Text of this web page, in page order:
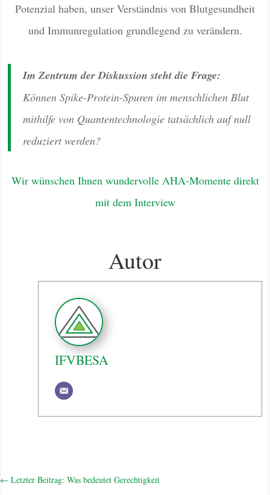
Potenzial haben, unser Verständnis von Blutgesundheit
und Immunregulation grundlegend zu verändern.
Im Zentrum der Diskussion steht die Frage:
Können Spike-Protein-Spuren im menschlichen Blut
mithilfe von Quantentechnologie tatsächlich auf null
reduziert werden?
Wir wünschen Ihnen wundervolle AHA-Momente direkt
mit dem Interview
Autor
IFVBESA
← Letzter Beitrag: Was bedeutet Gerechtigkeit